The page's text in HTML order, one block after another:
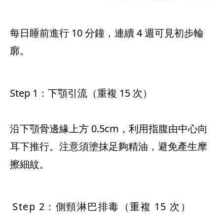
每日睡前進行 10 分鐘，連續 4 週可見初步輪
廓。
Step 1：下顎引流（重複 15 次）
沿下顎骨邊緣上方 0.5cm，利用指腹由中心向
耳下推行。注意須塗抹足夠精油，避免產生摩
擦細紋。
Step 2：側頸淋巴排毒（重複 15 次）